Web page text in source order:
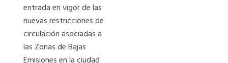
entrada en vigor de las
nuevas restricciones de
circulación asociadas a
las Zonas de Bajas